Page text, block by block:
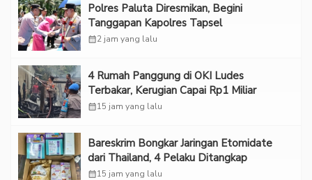
Polres Paluta Diresmikan, Begini
Tanggapan Kapolres Tapsel
calendar_month2 jam yang lalu
‎4 Rumah Panggung di OKI Ludes
Terbakar, Kerugian Capai Rp1 Miliar
calendar_month15 jam yang lalu
Bareskrim Bongkar Jaringan Etomidate
dari Thailand, 4 Pelaku Ditangkap
calendar_month15 jam yang lalu